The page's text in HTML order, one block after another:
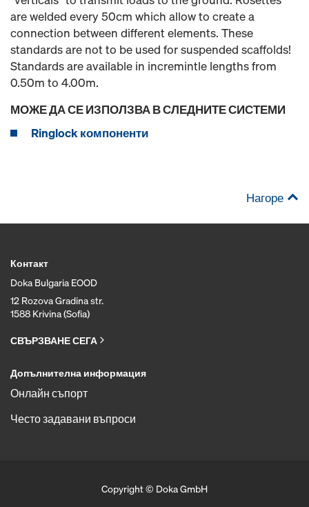
are welded every 50cm which allow to create a
connection between different elements. These
standards are not to be used for suspended scaffolds!
Standards are available in incremintle lengths from
0.50m to 4.00m.
МОЖЕ ДА СЕ ИЗПОЛЗВА В СЛЕДНИТЕ СИСТЕМИ
Ringlock компоненти
Нагоре
Контакт
Doka Bulgaria EOOD
12 Rozova Gradina str.
1588 Krivina (Sofia)
СВЪРЗВАНЕ СЕГА
Допълнителна информация
Онлайн съпорт
Често задавани въпроси
Copyright © Doka GmbH